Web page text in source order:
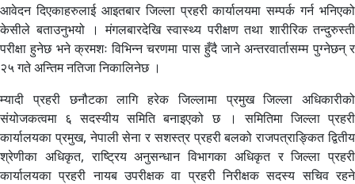
आवेदन दिएकाहरुलाई आइतबार जिल्ला प्रहरी कार्यालयमा सम्पर्क गर्न भनिएको
केसीले बताउनुभयो । मंगलबारदेखि स्वास्थ्य परीक्षण तथा शारीरिक तन्दुरुस्ती
परीक्षा हुनेछ भने क्रमशः विभिन्न चरणमा पास हुँदै जाने अन्तरवार्तासम्म पुग्नेछन् र
२५ गते अन्तिम नतिजा निकालिनेछ ।
म्यादी प्रहरी छनौटका लागि हरेक जिल्लामा प्रमुख जिल्ला अधिकारीको
संयोजकत्वमा ६ सदस्यीय समिति बनाइएको छ । समितिमा जिल्ला प्रहरी
कार्यालयका प्रमुख, नेपाली सेना र सशस्त्र प्रहरी बलको राजपत्राङ्कित द्वितीय
श्रेणीका अधिकृत, राष्ट्रिय अनुसन्धान विभागका अधिकृत र जिल्ला प्रहरी
कार्यालयका प्रहरी नायब उपरीक्षक वा प्रहरी निरीक्षक सदस्य सचिव रहने